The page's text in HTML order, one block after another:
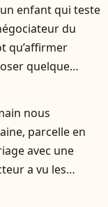
enfant qui teste
du
qu’affirmer
quelque
nous
parcelle en
avec une
a vu les